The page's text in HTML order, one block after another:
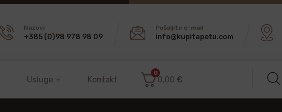
Nazovi
+385 (0)98 978 98 09
Pošaljite e-mail
info@kupitapetu.com
Usluge Kontakt
0
0,00 €